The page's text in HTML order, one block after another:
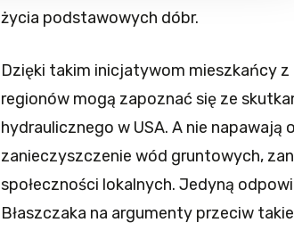
życia podstawowych dóbr.
Dzięki takim inicjatywom mieszkańcy
regionów mogą zapoznać się ze
hydraulicznego w USA. A nie
zanieczyszczenie wód gruntowych,
społeczności lokalnych. Jedyną
Błaszczaka na argumenty przeciw